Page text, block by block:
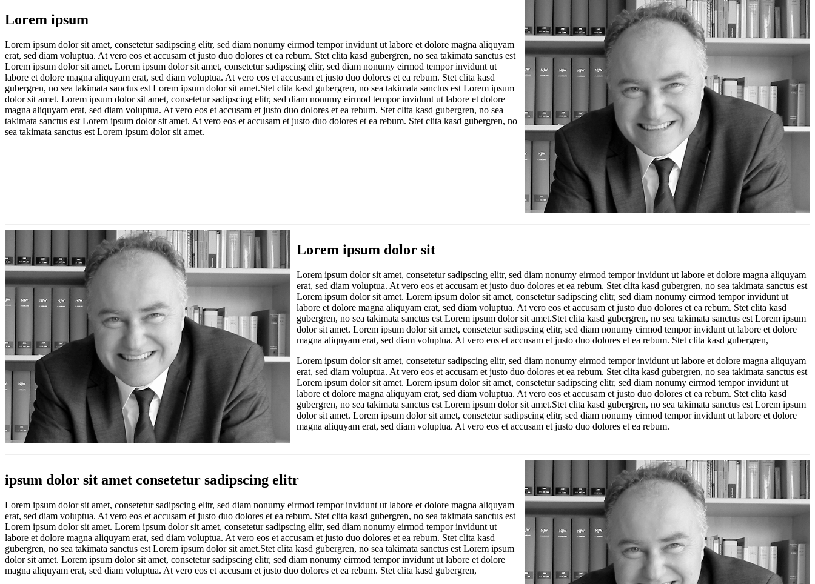
Lorem ipsum
Lorem ipsum dolor sit amet, consetetur sadipscing elitr, sed diam nonumy eirmod tempor invidunt ut labore et dolore magna aliquyam
erat, sed diam voluptua. At vero eos et accusam et justo duo dolores et ea rebum. Stet clita kasd gubergren, no sea takimata sanctus est
Lorem ipsum dolor sit amet. Lorem ipsum dolor sit amet, consetetur sadipscing elitr, sed diam nonumy eirmod tempor invidunt ut
labore et dolore magna aliquyam erat, sed diam voluptua. At vero eos et accusam et justo duo dolores et ea rebum. Stet clita kasd
gubergren, no sea takimata sanctus est Lorem ipsum dolor sit amet.Stet clita kasd gubergren, no sea takimata sanctus est Lorem ipsum
dolor sit amet. Lorem ipsum dolor sit amet, consetetur sadipscing elitr, sed diam nonumy eirmod tempor invidunt ut labore et dolore
magna aliquyam erat, sed diam voluptua. At vero eos et accusam et justo duo dolores et ea rebum. Stet clita kasd gubergren, no sea
takimata sanctus est Lorem ipsum dolor sit amet. At vero eos et accusam et justo duo dolores et ea rebum. Stet clita kasd gubergren, no
sea takimata sanctus est Lorem ipsum dolor sit amet.
Lorem ipsum dolor sit
Lorem ipsum dolor sit amet, consetetur sadipscing elitr, sed diam nonumy eirmod tempor invidunt ut labore et dolore magna aliquyam
erat, sed diam voluptua. At vero eos et accusam et justo duo dolores et ea rebum. Stet clita kasd gubergren, no sea takimata sanctus est
Lorem ipsum dolor sit amet. Lorem ipsum dolor sit amet, consetetur sadipscing elitr, sed diam nonumy eirmod tempor invidunt ut
labore et dolore magna aliquyam erat, sed diam voluptua. At vero eos et accusam et justo duo dolores et ea rebum. Stet clita kasd
gubergren, no sea takimata sanctus est Lorem ipsum dolor sit amet.Stet clita kasd gubergren, no sea takimata sanctus est Lorem ipsum
dolor sit amet. Lorem ipsum dolor sit amet, consetetur sadipscing elitr, sed diam nonumy eirmod tempor invidunt ut labore et dolore
magna aliquyam erat, sed diam voluptua. At vero eos et accusam et justo duo dolores et ea rebum. Stet clita kasd gubergren,
Lorem ipsum dolor sit amet, consetetur sadipscing elitr, sed diam nonumy eirmod tempor invidunt ut labore et dolore magna aliquyam
erat, sed diam voluptua. At vero eos et accusam et justo duo dolores et ea rebum. Stet clita kasd gubergren, no sea takimata sanctus est
Lorem ipsum dolor sit amet. Lorem ipsum dolor sit amet, consetetur sadipscing elitr, sed diam nonumy eirmod tempor invidunt ut
labore et dolore magna aliquyam erat, sed diam voluptua. At vero eos et accusam et justo duo dolores et ea rebum. Stet clita kasd
gubergren, no sea takimata sanctus est Lorem ipsum dolor sit amet.Stet clita kasd gubergren, no sea takimata sanctus est Lorem ipsum
dolor sit amet. Lorem ipsum dolor sit amet, consetetur sadipscing elitr, sed diam nonumy eirmod tempor invidunt ut labore et dolore
magna aliquyam erat, sed diam voluptua. At vero eos et accusam et justo duo dolores et ea rebum.
ipsum dolor sit amet consetetur sadipscing elitr
Lorem ipsum dolor sit amet, consetetur sadipscing elitr, sed diam nonumy eirmod tempor invidunt ut labore et dolore magna aliquyam
erat, sed diam voluptua. At vero eos et accusam et justo duo dolores et ea rebum. Stet clita kasd gubergren, no sea takimata sanctus est
Lorem ipsum dolor sit amet. Lorem ipsum dolor sit amet, consetetur sadipscing elitr, sed diam nonumy eirmod tempor invidunt ut
labore et dolore magna aliquyam erat, sed diam voluptua. At vero eos et accusam et justo duo dolores et ea rebum. Stet clita kasd
gubergren, no sea takimata sanctus est Lorem ipsum dolor sit amet.Stet clita kasd gubergren, no sea takimata sanctus est Lorem ipsum
dolor sit amet. Lorem ipsum dolor sit amet, consetetur sadipscing elitr, sed diam nonumy eirmod tempor invidunt ut labore et dolore
magna aliquyam erat, sed diam voluptua. At vero eos et accusam et justo duo dolores et ea rebum. Stet clita kasd gubergren,